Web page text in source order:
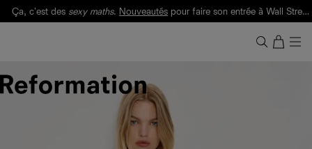
Ça, c'est des sexy maths. Nouveautés pour faire son entrée à Wall Street.